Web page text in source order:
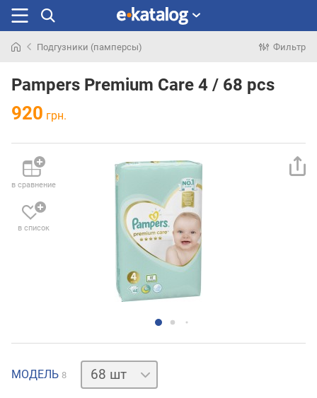
раньше
Подгузники (памперсы) Фильтр
Pampers Premium Care 4 / 68 pcs
920 грн.
в сравнение
в список
МОДЕЛЬ 8
34 шт 104 шт